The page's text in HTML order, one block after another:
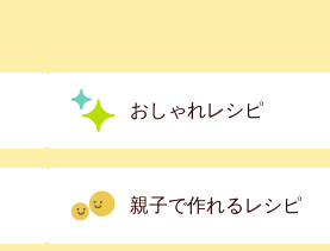
おしゃれレシピ
親子で作れるレシピ